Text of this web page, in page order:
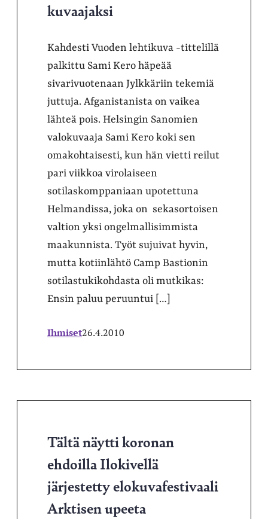
kuvaajaksi
Kahdesti Vuoden lehtikuva -tittelillä
palkittu Sami Kero häpeää
sivarivuotenaan Jylkkäriin tekemiä
juttuja. Afganistanista on vaikea
lähteä pois. Helsingin Sanomien
valokuvaaja Sami Kero koki sen
omakohtaisesti, kun hän vietti reilut
pari viikkoa virolaiseen
sotilaskomppaniaan upotettuna
Helmandissa, joka on sekasortoisen
valtion yksi ongelmallisimmista
maakunnista. Työt sujuivat hyvin,
mutta kotiinlähtö Camp Bastionin
sotilastukikohdasta oli mutkikas:
Ensin paluu peruuntui […]
Ihmiset26.4.2010
Tältä näytti koronan
ehdoilla Ilokivellä
järjestetty elokuvafestivaali
Arktisen upeeta